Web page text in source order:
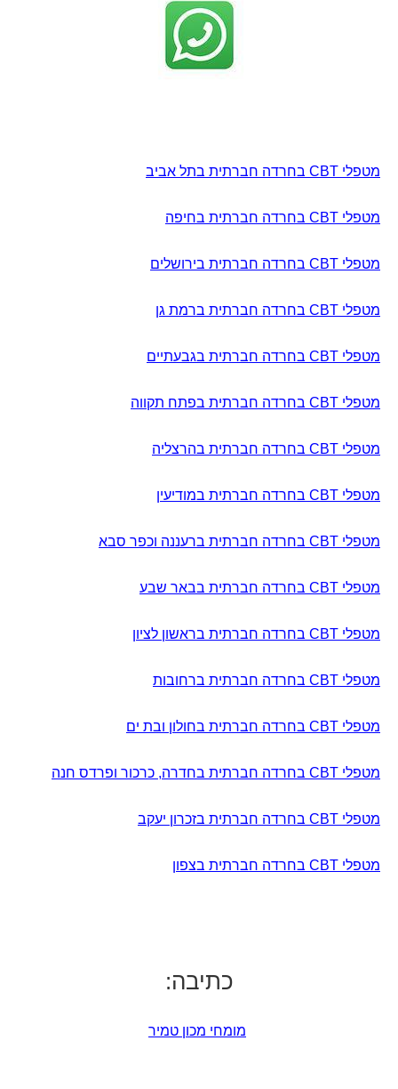
מטפלי CBT בחרדה חברתית בתל אביב
מטפלי CBT בחרדה חברתית בחיפה
מטפלי CBT בחרדה חברתית בירושלים
מטפלי CBT בחרדה חברתית ברמת גן
מטפלי CBT בחרדה חברתית בגבעתיים
מטפלי CBT בחרדה חברתית בפתח תקווה
מטפלי CBT בחרדה חברתית בהרצליה
מטפלי CBT בחרדה חברתית במודיעין
מטפלי CBT בחרדה חברתית ברעננה וכפר סבא
מטפלי CBT בחרדה חברתית בבאר שבע
מטפלי CBT בחרדה חברתית בראשון לציון
מטפלי CBT בחרדה חברתית ברחובות
מטפלי CBT בחרדה חברתית בחולון ובת ים
מטפלי CBT בחרדה חברתית בחדרה, כרכור ופרדס חנה
מטפלי CBT בחרדה חברתית בזכרון יעקב
מטפלי CBT בחרדה חברתית בצפון
כתיבה:
מומחי מכון טמיר